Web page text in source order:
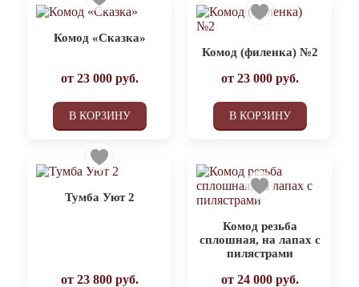
Комод «Сказка»
от 23 000руб.
В КОРЗИНУ
Комод (филенка) №2
от 23 000руб.
В КОРЗИНУ
Тумба Уют 2
от 23 800руб.
Комод резьба
сплошная, на лапах с
пилястрами
от 24 000руб.